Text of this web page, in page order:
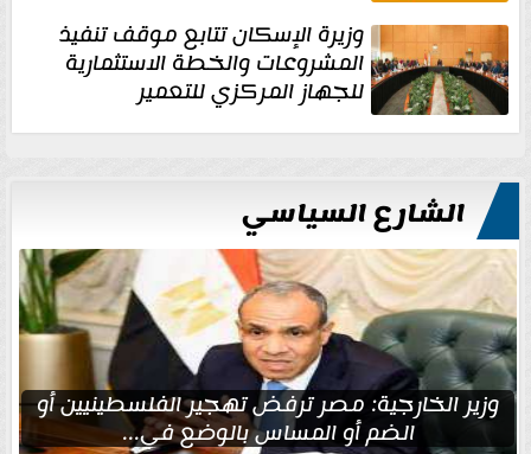
وزيرة الإسكان تتابع موقف تنفيذ
المشروعات والخطة الاستثمارية
للجهاز المركزي للتعمير
الشارع السياسي
وزير الخارجية: مصر ترفض تهجير الفلسطينيين أو
الضم أو المساس بالوضع في...